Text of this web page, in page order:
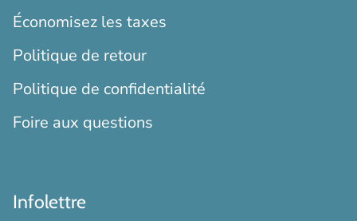
Économisez les taxes
Politique de retour
Politique de confidentialité
Foire aux questions
Infolettre